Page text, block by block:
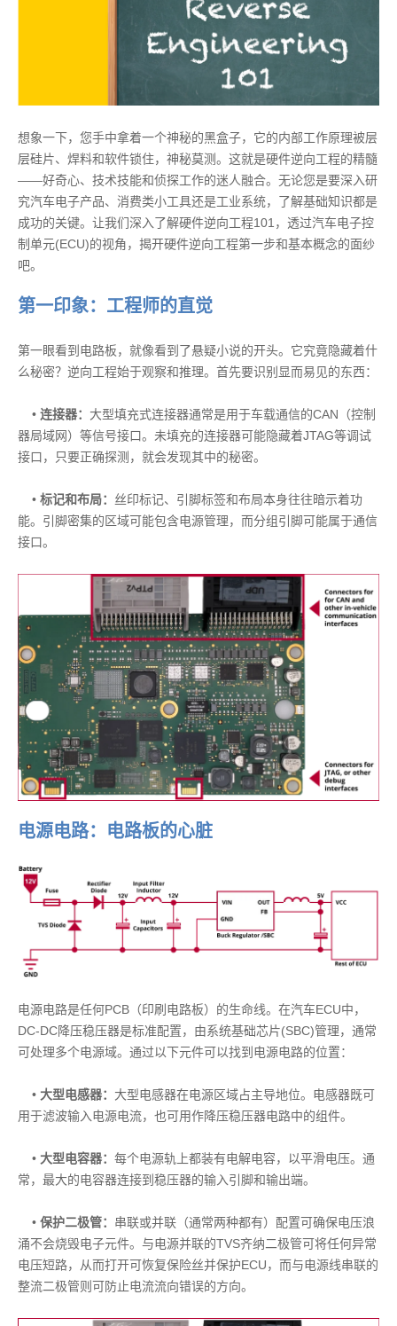
想象一下，您手中拿着一个神秘的黑盒子，它的内部工作原理被层
层硅片、焊料和软件锁住，神秘莫测。这就是硬件逆向工程的精髓
——好奇心、技术技能和侦探工作的迷人融合。无论您是要深入研
究汽车电子产品、消费类小工具还是工业系统，了解基础知识都是
成功的关键。让我们深入了解硬件逆向工程101，透过汽车电子控
制单元(ECU)的视角，揭开硬件逆向工程第一步和基本概念的面纱
吧。
第一印象：工程师的直觉
第一眼看到电路板，就像看到了悬疑小说的开头。它究竟隐藏着什
么秘密？逆向工程始于观察和推理。首先要识别显而易见的东西：
• 连接器： 大型填充式连接器通常是用于车载通信的CAN（控制
器局域网）等信号接口。未填充的连接器可能隐藏着JTAG等调试
接口，只要正确探测，就会发现其中的秘密。
• 标记和布局： 丝印标记、引脚标签和布局本身往往暗示着功
能。引脚密集的区域可能包含电源管理，而分组引脚可能属于通信
接口。
电源电路：电路板的心脏
电源电路是任何PCB（印刷电路板）的生命线。在汽车ECU中，
DC-DC降压稳压器是标准配置，由系统基础芯片(SBC)管理，通常
可处理多个电源域。通过以下元件可以找到电源电路的位置：
• 大型电感器： 大型电感器在电源区域占主导地位。电感器既可
用于滤波输入电源电流，也可用作降压稳压器电路中的组件。
• 大型电容器： 每个电源轨上都装有电解电容，以平滑电压。通
常，最大的电容器连接到稳压器的输入引脚和输出端。
• 保护二极管： 串联或并联（通常两种都有）配置可确保电压浪
涌不会烧毁电子元件。与电源并联的TVS齐纳二极管可将任何异常
电压短路，从而打开可恢复保险丝并保护ECU，而与电源线串联的
整流二极管则可防止电流流向错误的方向。